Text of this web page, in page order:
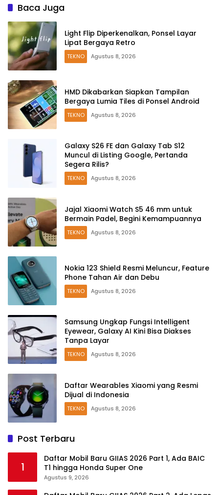
Baca Juga
Light Flip Diperkenalkan, Ponsel Layar
Lipat Bergaya Retro
TEKNO Agustus 8, 2026
HMD Dikabarkan Siapkan Tampilan
Bergaya Lumia Tiles di Ponsel Android
TEKNO Agustus 8, 2026
Galaxy S26 FE dan Galaxy Tab S12
Muncul di Listing Google, Pertanda
Segera Rilis?
TEKNO Agustus 8, 2026
Jajal Xiaomi Watch S5 46 mm untuk
Bermain Padel, Begini Kemampuannya
TEKNO Agustus 8, 2026
Nokia 123 Shield Resmi Meluncur, Feature
Phone Tahan Air dan Debu
TEKNO Agustus 8, 2026
Samsung Ungkap Fungsi Intelligent
Eyewear, Galaxy AI Kini Bisa Diakses
Tanpa Layar
TEKNO Agustus 8, 2026
Daftar Wearables Xiaomi yang Resmi
Dijual di Indonesia
TEKNO Agustus 8, 2026
Post Terbaru
1
Daftar Mobil Baru GIIAS 2026 Part 1, Ada BAIC
T1 hingga Honda Super One
Agustus 9, 2026